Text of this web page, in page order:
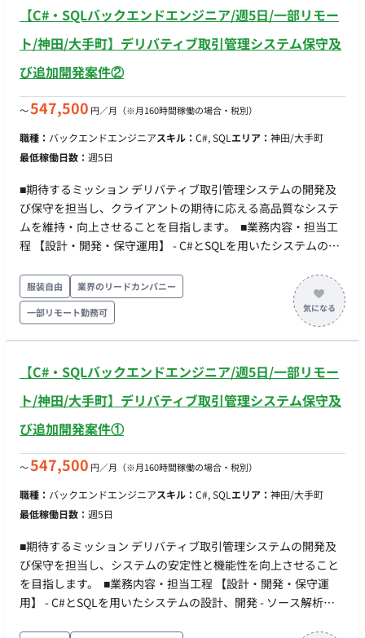
【C#・SQLバックエンドエンジニア/週5日/一部リモー
ト/神田/大手町】デリバティブ取引管理システム保守及
び追加開発案件②
〜547,500 円／月 （※月160時間稼働の場合・税別）
職種： バックエンドエンジニアスキル： C#, SQL エリア： 神田/大手町
最低稼働日数： 週5日
■期待するミッション デリバティブ取引管理システムの開発及
び保守を担当し、クライアントの期待に応える高品質なシステ
ムを維持・向上させることを目指します。 ■業務内容・担当工
程 【設計・開発・保守運用】 - C#とSQLを用いたシステムの設
果的なコミュニケーションの実施 担当工程：設計・実装・テス
ト・保守運用 ■開発環境 - プログラミング：C#, SQL ■働き方 -
週5日勤務 - リモート稼働：可能（端末セットアップや総合テス
ト時は出社あり） - フレックス稼働：要相談 - 作業期間：2025
備考 弊社メンバが長年参入しており、不明点等は質問し易い環
境です。
服装自由
業界のリードカンパニー
一部リモート勤務可
【C#・SQLバックエンドエンジニア/週5日/一部リモー
ト/神田/大手町】デリバティブ取引管理システム保守及
び追加開発案件①
〜547,500 円／月 （※月160時間稼働の場合・税別）
職種： バックエンドエンジニアスキル： C#, SQL エリア： 神田/大手町
最低稼働日数： 週5日
■期待するミッション デリバティブ取引管理システムの開発及
び保守を担当し、システムの安定性と機能性を向上させること
を目指します。 ■業務内容・担当工程 【設計・開発・保守運
用】 - C#とSQLを用いたシステムの設計、開発 - ソース解析お